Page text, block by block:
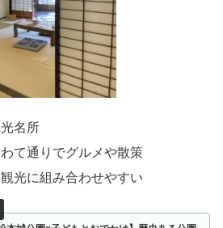
名所
て通りでグルメや散策
光に組み合わせやすい